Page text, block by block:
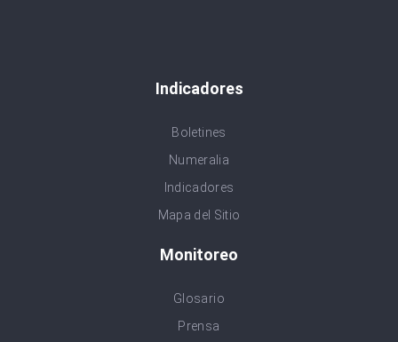
Indicadores
Boletines
Numeralia
Indicadores
Mapa del Sitio
Monitoreo
Glosario
Prensa